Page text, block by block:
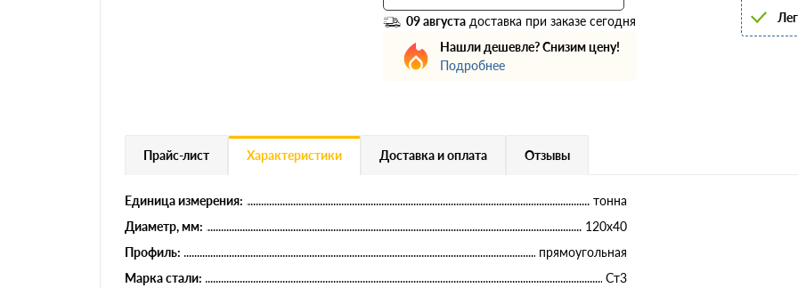
20
25
28
09 августа доставка при заказе сегодня
Нашли дешевле? Снизим цену!
Подробнее
Прайс-лист Характеристики Доставка и оплата Отзывы
Единица измерения:
тонна
Диаметр, мм:
120х40
Профиль:
прямоугольная
Марка стали:
Ст3